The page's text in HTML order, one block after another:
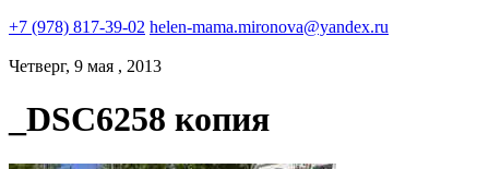
+7 (978) 817-39-02 helen-mama.mironova@yandex.ru
Четверг, 9 мая , 2013
_DSC6258 копия